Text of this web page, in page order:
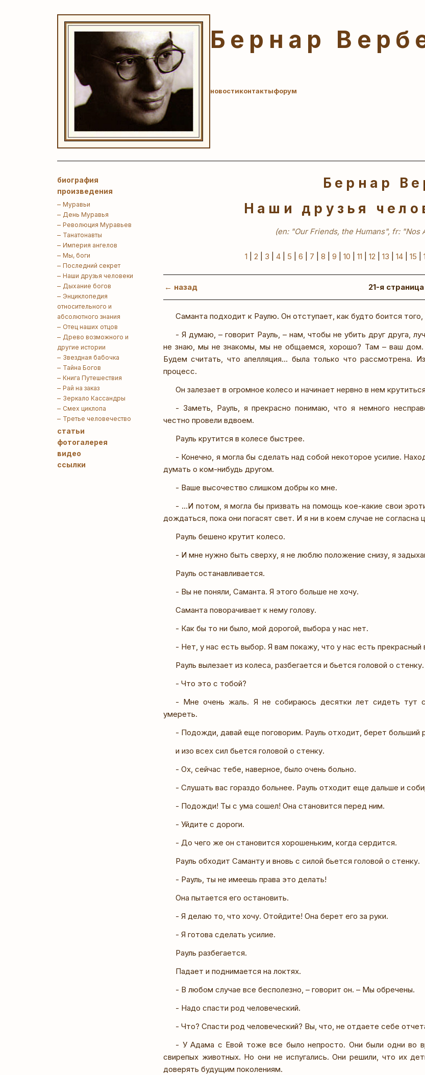
Бернар
новостиконтактыфорум
биография
произведения
Муравьи
День Муравья
Революция Муравьев
Танатонавты
Империя ангелов
Мы, боги
Последний секрет
Наши друзья человеки
Дыхание богов
Энциклопедия
относительного и
абсолютного знания
Отец наших отцов
Древо возможного и
другие истории
Звездная бабочка
Тайна Богов
Книга Путешествия
Рай на заказ
Зеркало Кассандры
Смех циклопа
Третье человечество
статьи
фотогалерея
видео
ссылки
Бернар
Наши друзья
(en: "Our Friends, the Humans", fr: "Nos
1 2 3 4 5 6 7 8 9 10 11 12 13 14 15
← назад 21-я страница
Саманта подходит к Раулю. Он отступает, как будто боится
- Я думаю, – говорит Рауль, – нам, чтобы не убить друг друга,
не знаю, мы не знакомы, мы не общаемся, хорошо? Там – ваш дом.
Будем считать, что апелляция... была только что рассмотрена.
процесс.
Он залезает в огромное колесо и начинает нервно в нем
- Заметь, Рауль, я прекрасно понимаю, что я немного
честно провели вдвоем.
Рауль крутится в колесе быстрее.
- Конечно, я могла бы сделать над собой некоторое усилие.
думать о ком-нибудь другом.
- Ваше высочество слишком добры ко мне.
- ...И потом, я могла бы призвать на помощь кое-какие свои
дождаться, пока они погасят свет. И я ни в коем случае не согласна
Рауль бешено крутит колесо.
- И мне нужно быть сверху, я не люблю положение снизу, я
Рауль останавливается.
- Вы не поняли, Саманта. Я этого больше не хочу.
Саманта поворачивает к нему голову.
- Как бы то ни было, мой дорогой, выбора у нас нет.
- Нет, у нас есть выбор. Я вам покажу, что у нас есть прекрасный
Рауль вылезает из колеса, разбегается и бьется головой о стенку.
- Что это с тобой?
- Мне очень жаль. Я не собираюсь десятки лет сидеть тут
умереть.
- Подожди, давай еще поговорим. Рауль отходит, берет больший
и изо всех сил бьется головой о стенку.
- Ох, сейчас тебе, наверное, было очень больно.
- Слушать вас гораздо больнее. Рауль отходит еще дальше и
- Подожди! Ты с ума сошел! Она становится перед ним.
- Уйдите с дороги.
- До чего же он становится хорошеньким, когда сердится.
Рауль обходит Саманту и вновь с силой бьется головой о стенку.
- Рауль, ты не имеешь права это делать!
Она пытается его остановить.
- Я делаю то, что хочу. Отойдите! Она берет его за руки.
- Я готова сделать усилие.
Рауль разбегается.
Падает и поднимается на локтях.
- В любом случае все бесполезно, – говорит он. – Мы обречены.
- Надо спасти род человеческий.
- Что? Спасти род человеческий? Вы, что, не отдаете себе
- У Адама с Евой тоже все было непросто. Они были одни во
свирепых животных. Но они не испугались. Они решили, что их
доверять будущим поколениям.